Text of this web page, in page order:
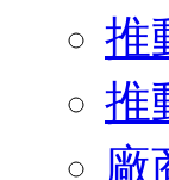
推
推
廠